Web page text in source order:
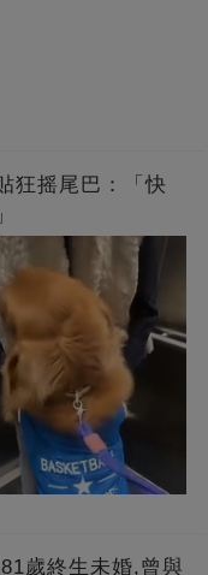
狂摇尾巴：「快
歲終生未婚,曾與